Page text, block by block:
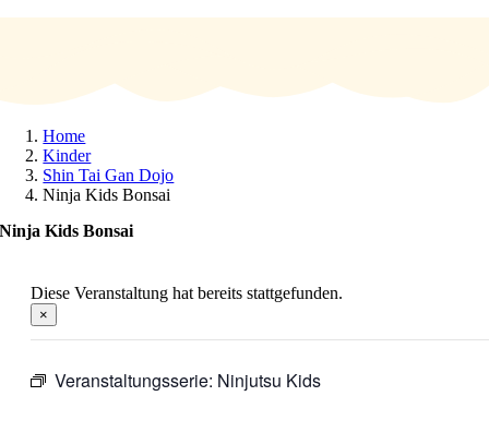
Home
Kinder
Shin Tai Gan Dojo
Ninja Kids Bonsai
Ninja Kids Bonsai
Diese Veranstaltung hat bereits stattgefunden.
×
Veranstaltungsserie: Ninjutsu Kids